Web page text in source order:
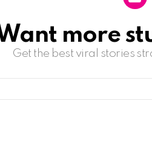
more
Get the best viral stories